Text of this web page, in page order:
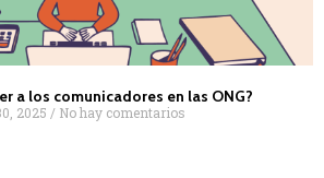
a los comunicadores en las ONG?
2025 No hay comentarios